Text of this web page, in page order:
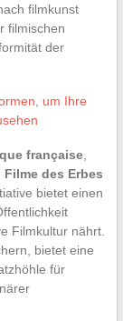
filmkunst
filmischen
der
um Ihre
française,
Filme des Erbes
bietet einen
Filmkultur nährt.
bietet eine
für